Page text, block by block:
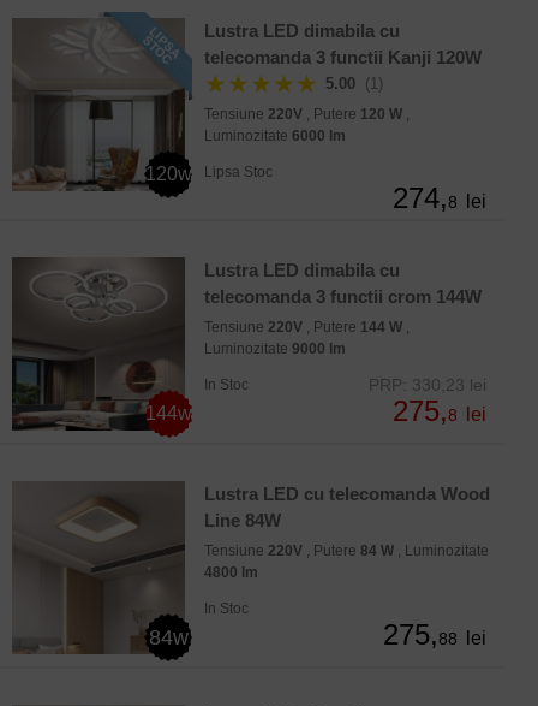
120w
Lustra LED dimabila cu
telecomanda 3 functii Kanji 120W
★★★★★ 5.00 (1)
Tensiune 220V , Putere 120 W ,
Luminozitate 6000 lm
Lipsa Stoc
274,8 lei
144w
Lustra LED dimabila cu
telecomanda 3 functii crom 144W
Tensiune 220V , Putere 144 W ,
Luminozitate 9000 lm
In Stoc PRP: 330,23 lei
275,8 lei
84w
Lustra LED cu telecomanda Wood
Line 84W
Tensiune 220V , Putere 84 W , Luminozitate
4800 lm
In Stoc
275,88 lei